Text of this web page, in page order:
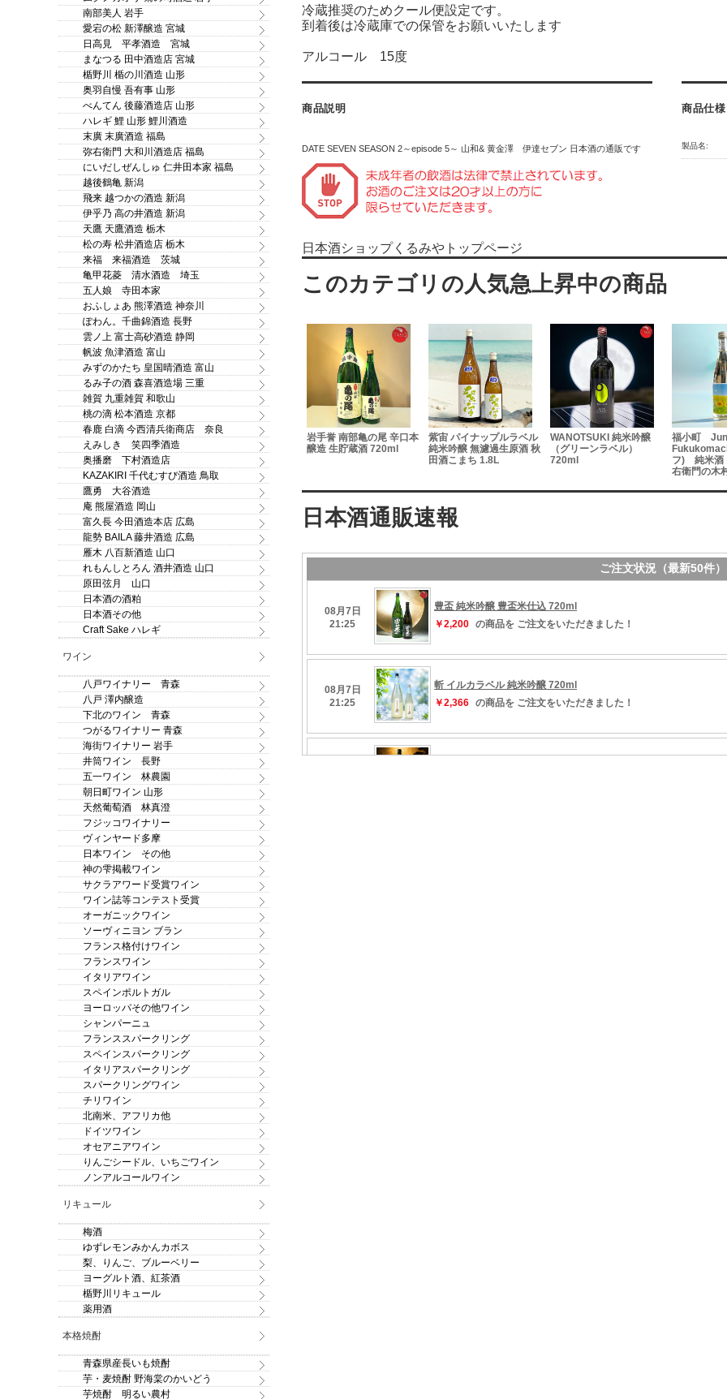
冷蔵推奨のためクール便設定です。
到着後は冷蔵庫での保管をお願いいたします
アルコール 15度
商品説明
DATE SEVEN SEASON 2～episode 5～ 山和& 黄金澤 伊達セブン 日本酒の通販です
商品仕様
製品名:
日本酒ショップくるみやトップページ
酒粕バスボム「八仙美人
の湯」プロテオグリカン
配合浴用化粧料 130ｇ
陸奥八仙 緑ラベル 特別純
米ひやおろし 720ml
岩手誉 南部亀の尾 辛口本
醸造 生貯蔵酒 720ml
紫宙 パイナップルラベル
純米吟醸 無濾過生原酒 秋
田酒こまち 1.8L
WANOTSUKI 純米吟醸
（グリーンラベル）
720ml
福小町
フ) 純米
右衛門の木
南部美人 岩手
愛宕の松 新澤醸造 宮城
日高見 平孝酒造 宮城
まなつる 田中酒造店 宮城
楯野川 楯の川酒造 山形
奥羽自慢 吾有事 山形
べんてん 後藤酒造店 山形
ハレギ 鯉 山形 鯉川酒造
末廣 末廣酒造 福島
弥右衛門 大和川酒造店 福島
にいだしぜんしゅ 仁井田本家 福島
越後鶴亀 新潟
飛来 越つかの酒造 新潟
伊乎乃 高の井酒造 新潟
天鷹 天鷹酒造 栃木
松の寿 松井酒造店 栃木
来福 来福酒造 茨城
亀甲花菱 清水酒造 埼玉
五人娘 寺田本家
おふしょあ 熊澤酒造 神奈川
ぽわん。千曲錦酒造 長野
雲ノ上 富士高砂酒造 静岡
帆波 魚津酒造 富山
みずのかたち 皇国晴酒造 富山
るみ子の酒 森喜酒造場 三重
雑賀 九重雑賀 和歌山
桃の滴 松本酒造 京都
春鹿 白滴 今西清兵衛商店 奈良
えみしき 笑四季酒造
奥播磨 下村酒造店
KAZAKIRI 千代むすび酒造 鳥取
鷹勇 大谷酒造
庵 熊屋酒造 岡山
富久長 今田酒造本店 広島
龍勢 BAILA 藤井酒造 広島
雁木 八百新酒造 山口
れもんしとろん 酒井酒造 山口
原田弦月 山口
日本酒の酒粕
日本酒その他
Craft Sake ハレギ
ワイン
八戸ワイナリー 青森
八戸 澤内醸造
下北のワイン 青森
つがるワイナリー 青森
海街ワイナリー 岩手
井筒ワイン 長野
五一ワイン 林農園
朝日町ワイン 山形
天然葡萄酒 林真澄
フジッコワイナリー
ヴィンヤード多摩
日本ワイン その他
神の雫掲載ワイン
サクラアワード受賞ワイン
ワイン誌等コンテスト受賞
オーガニックワイン
ソーヴィニヨン ブラン
フランス格付けワイン
フランスワイン
イタリアワイン
スペインポルトガル
ヨーロッパその他ワイン
シャンパーニュ
フランススパークリング
スペインスパークリング
イタリアスパークリング
スパークリングワイン
チリワイン
北南米、アフリカ他
ドイツワイン
オセアニアワイン
りんごシードル、いちごワイン
ノンアルコールワイン
リキュール
梅酒
ゆずレモンみかんカボス
梨、りんご、ブルーベリー
ヨーグルト酒、紅茶酒
楯野川リキュール
薬用酒
本格焼酎
青森県産長いも焼酎
芋・麦焼酎 野海棠のかいどう
芋焼酎 明るい農村